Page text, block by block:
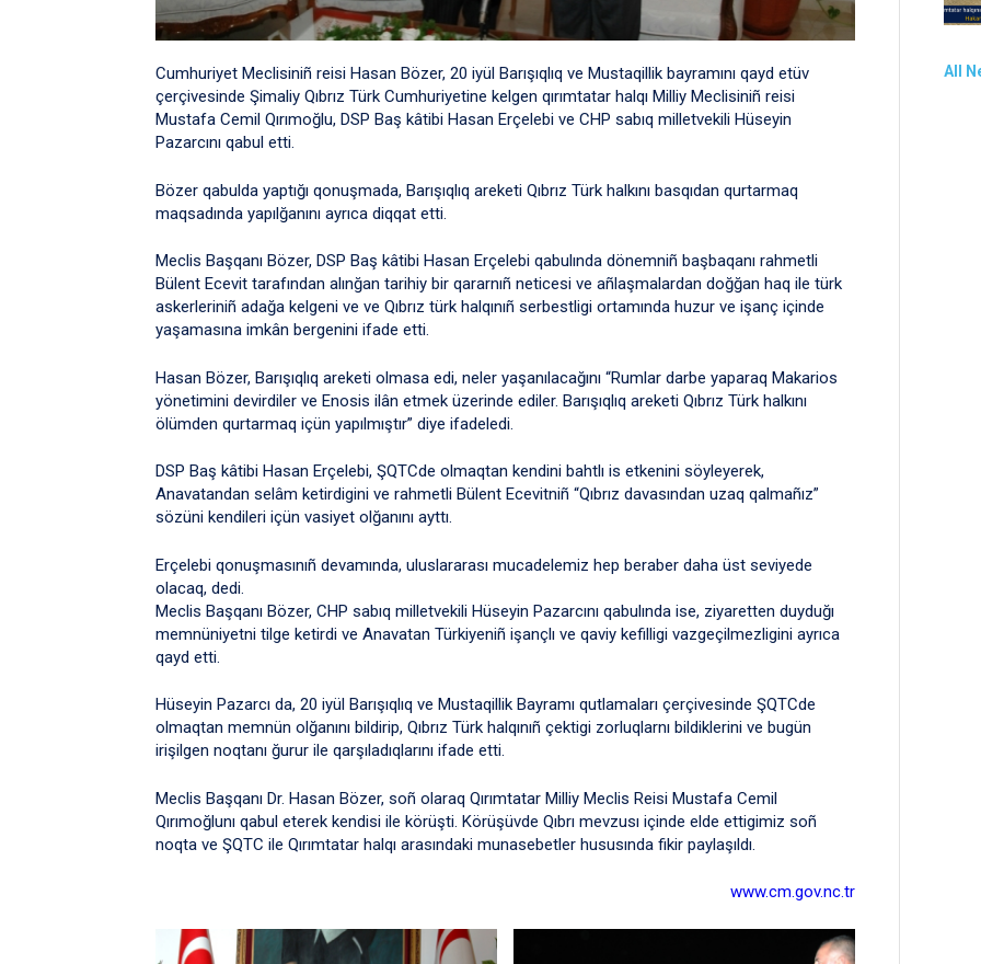
Cumhuriyet Meclisiniñ reisi Hasan Bözer, 20 iyül Barışıqlıq ve Mustaqillik bayramını qayd etüv
çerçivesinde Şimaliy Qıbrız Türk Cumhuriyetine kelgen qırımtatar halqı Milliy Meclisiniñ reisi
Mustafa Cemil Qırımoğlu, DSP Baş kâtibi Hasan Erçelebi ve CHP sabıq milletvekili Hüseyin
Pazarcını qabul etti.
Bözer qabulda yaptığı qonuşmada, Barışıqlıq areketi Qıbrız Türk halkını basqıdan qurtarmaq
maqsadında yapılğanını ayrıca diqqat etti.
Meclis Başqanı Bözer, DSP Baş kâtibi Hasan Erçelebi qabulında dönemniñ başbaqanı rahmetli
Bülent Ecevit tarafından alınğan tarihiy bir qararnıñ neticesi ve añlaşmalardan doğğan haq ile türk
askerleriniñ adağa kelgeni ve ve Qıbrız türk halqınıñ serbestligi ortamında huzur ve işanç içinde
yaşamasına imkân bergenini ifade etti.
Hasan Bözer, Barışıqlıq areketi olmasa edi, neler yaşanılacağını “Rumlar darbe yaparaq Makarios
yönetimini devirdiler ve Enosis ilân etmek üzerinde ediler. Barışıqlıq areketi Qıbrız Türk halkını
ölümden qurtarmaq içün yapılmıştır” diye ifadeledi.
DSP Baş kâtibi Hasan Erçelebi, ŞQTCde olmaqtan kendini bahtlı is etkenini söyleyerek,
Anavatandan selâm ketirdigini ve rahmetli Bülent Ecevitniñ “Qıbrız davasından uzaq qalmañız”
sözüni kendileri içün vasiyet olğanını ayttı.
Erçelebi qonuşmasınıñ devamında, uluslararası mucadelemiz hep beraber daha üst seviyede
olacaq, dedi.
Meclis Başqanı Bözer, CHP sabıq milletvekili Hüseyin Pazarcını qabulında ise, ziyaretten duyduğı
memnüniyetni tilge ketirdi ve Anavatan Türkiyeniñ işançlı ve qaviy kefilligi vazgeçilmezligini ayrıca
qayd etti.
Hüseyin Pazarcı da, 20 iyül Barışıqlıq ve Mustaqillik Bayramı qutlamaları çerçivesinde ŞQTCde
olmaqtan memnün olğanını bildirip, Qıbrız Türk halqınıñ çektigi zorluqlarnı bildiklerini ve bugün
irişilgen noqtanı ğurur ile qarşıladıqlarını ifade etti.
Meclis Başqanı Dr. Hasan Bözer, soñ olaraq Qırımtatar Milliy Meclis Reisi Mustafa Cemil
Qırımoğlunı qabul eterek kendisi ile körüşti. Körüşüvde Qıbrı mevzusı içinde elde ettigimiz soñ
noqta ve ŞQTC ile Qırımtatar halqı arasındaki munasebetler hususında fikir paylaşıldı.
www.cm.gov.nc.tr
All